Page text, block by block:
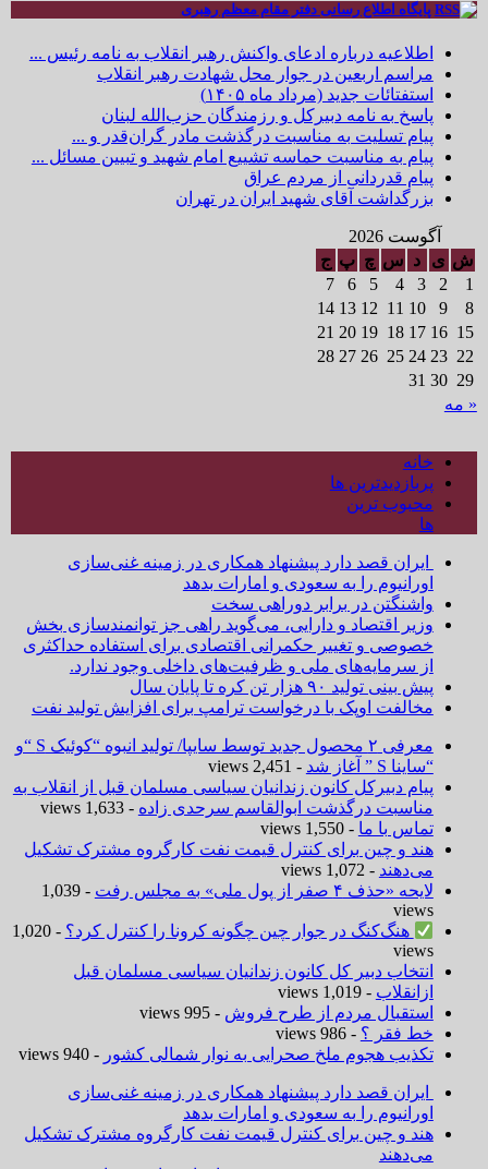
پایگاه اطلاع رسانی دفتر مقام معظم رهبری
اطلاعیه درباره ادعای واکنش رهبر انقلاب به نامه رئیس ...
مراسم اربعین در جوار محل شهادت رهبر انقلاب
استفتائات جدید (مرداد ماه ۱۴۰۵)
پاسخ به نامه دبیرکل و رزمندگان حزب‌الله لبنان
پیام تسلیت به مناسبت درگذشت مادر گران‌قدر و ...
پیام به مناسبت حماسه تشییع امام شهید و تبیین مسائل ...
پیام قدردانی از مردم عراق
بزرگداشت آقای شهید ایران در تهران
آگوست 2026
ش ی د س چ پ ج
1
2
3
4
5
6
7
8
9
10
11
12
13
14
15
16
17
18
19
20
21
22
23
24
25
26
27
28
29
30
31
« مه
خانه
پربازدیدترین ها
محبوب ترین
ها
ایران قصد دارد پیشنهاد همکاری در زمینه غنی‌سازی
اورانیوم را به سعودی و امارات بدهد
واشنگتن در برابر دوراهی سخت
وزیر اقتصاد و دارایی، می‌گوید راهی جز توانمندسازی بخش
خصوصی و تغییر حکمرانی اقتصادی برای استفاده حداکثری
از سرمایه‌های ملی و ظرفیت‌های داخلی وجود ندارد.
پیش بینی تولید ۹۰ هزار تن کره تا پایان سال
مخالفت اوپک با درخواست ترامپ برای افزایش تولید نفت
معرفی ۲ محصول جدید توسط سایپا/ تولید انبوه “کوئیک S “و
“ساینا S ” آغاز شد
- 2,451 views
پیام دبیرکل کانون زندانیان سیاسی مسلمان قبل از انقلاب به
مناسبت درگذشت ابوالقاسم سرحدی زاده - 1,633 views
تماس با ما - 1,550 views
هند و چین برای کنترل قیمت نفت کارگروه مشترک تشکیل
می‌دهند - 1,072 views
لایحه «حذف ۴ صفر از پول ملی» به مجلس رفت
- 1,039
views
هنگ‌کنگ در جوار چین چگونه کرونا را کنترل کرد؟
- 1,020
views
انتخاب دبیر کل کانون زندانیان سیاسی مسلمان قبل
ازانقلاب - 1,019 views
استقبال مردم از طرح فروش - 995 views
خط فقر ؟ - 986 views
تکذیب هجوم ملخ صحرایی به نوار شمالی کشور - 940 views
ایران قصد دارد پیشنهاد همکاری در زمینه غنی‌سازی
اورانیوم را به سعودی و امارات بدهد
هند و چین برای کنترل قیمت نفت کارگروه مشترک تشکیل
می‌دهند